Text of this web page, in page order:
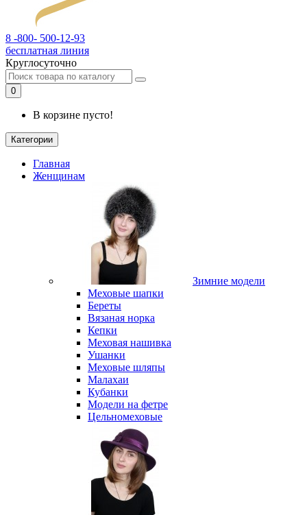
8 -800- 500-12-93
бесплатная линия
Круглосуточно
0
В корзине пусто!
Категории
Главная
Женщинам
Зимние модели
Меховые шапки
Береты
Вязаная норка
Кепки
Меховая нашивка
Ушанки
Меховые шляпы
Малахаи
Кубанки
Модели на фетре
Цельномеховые